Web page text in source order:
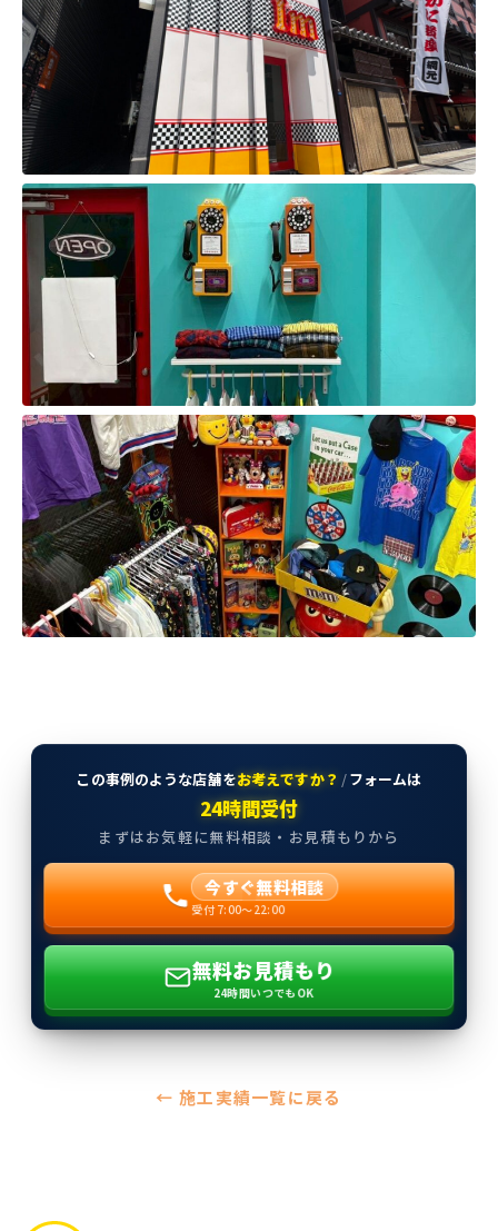
この事例のような店舗をお考えですか？ /フォームは
24時間受付
まずはお気軽に無料相談・お見積もりから
今すぐ無料相談
受付 7:00〜22:00
無料お見積もり
24時間いつでもOK
← 施工実績一覧に戻る